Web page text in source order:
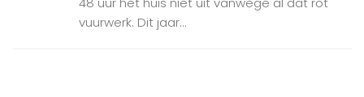
vuurwerk. Dit jaar...